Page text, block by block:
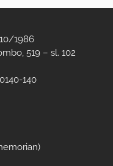
1986
519 – sl. 102
140